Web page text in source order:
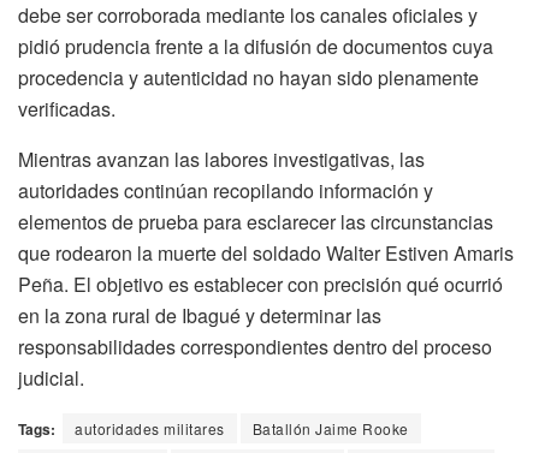
debe ser corroborada mediante los canales oficiales y
pidió prudencia frente a la difusión de documentos cuya
procedencia y autenticidad no hayan sido plenamente
verificadas.
Mientras avanzan las labores investigativas, las
autoridades continúan recopilando información y
elementos de prueba para esclarecer las circunstancias
que rodearon la muerte del soldado Walter Estiven Amaris
Peña. El objetivo es establecer con precisión qué ocurrió
en la zona rural de Ibagué y determinar las
responsabilidades correspondientes dentro del proceso
judicial.
Tags: autoridades militares
Batallón Jaime Rooke